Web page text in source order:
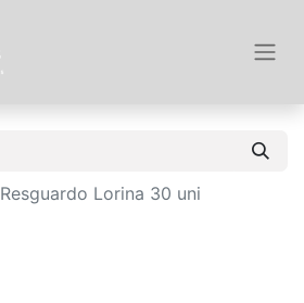
Resguardo Lorina 30 uni